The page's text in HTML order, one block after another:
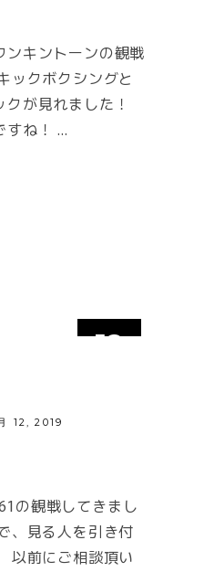
ンキントーンの観戦
ックボクシングと
が見れました！
すね！
12
12, 2019
の観戦してきまし
、見る人を引き付
以前にご相談頂い